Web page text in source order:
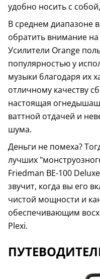
удобно носить с
В среднем диапазоне
обратить внимание
Усилители Orange
популярностью у
музыки благодаря их
отличному качеству
настоящая
ваттной отдачей и
шума.
Деньги не помеха?
лучших
Friedman BE-100
звучит, когда вы его
чистой мощности и
обеспечивающим
Plexi.